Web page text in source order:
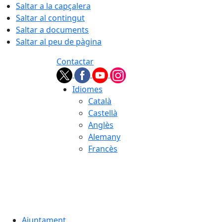
Saltar a la capçalera
Saltar al contingut
Saltar a documents
Saltar al peu de pàgina
Contactar
Idiomes
Català
Castellà
Anglès
Alemany
Francès